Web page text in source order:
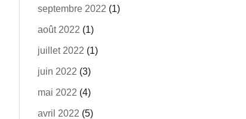
septembre 2022 (1)
août 2022 (1)
juillet 2022 (1)
juin 2022 (3)
mai 2022 (4)
avril 2022 (5)